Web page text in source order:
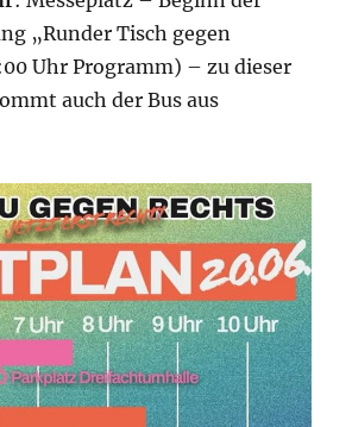
„Runder Tisch gegen
Uhr Programm) – zu dieser
auch der Bus aus